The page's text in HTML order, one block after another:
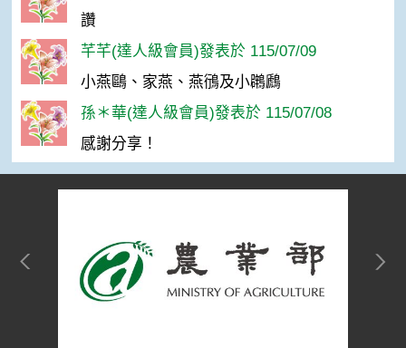
讚
芊芊(達人級會員)發表於 115/07/09
小燕鷗、家燕、燕鴴及小鸊鷉
孫＊華(達人級會員)發表於 115/07/08
感謝分享！